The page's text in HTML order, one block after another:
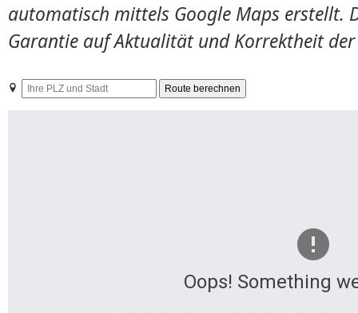
automatisch mittels Google Maps erstellt.
Garantie auf Aktualität und Korrektheit
Ihre
PLZ
Oops! Something